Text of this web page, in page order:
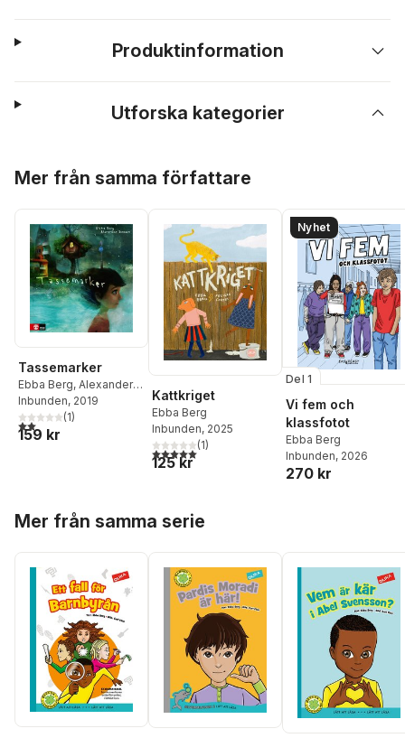
Produktinformation
Utforska kategorier
Mer från samma författare
Tassemarker
Ebba Berg, Alexander
Jansson
Inbunden, 2019
2,0utav 5 stjärnor. Totalt antal röster:
(1)
159 kr
Kattkriget
Ebba Berg
Inbunden, 2025
5,0utav 5 stjärnor. Totalt antal röster:
(1)
125 kr
Nyhet
Del 1
Vi fem och
klassfotot
Ebba Berg
Inbunden, 2026
270 kr
Mer från samma serie